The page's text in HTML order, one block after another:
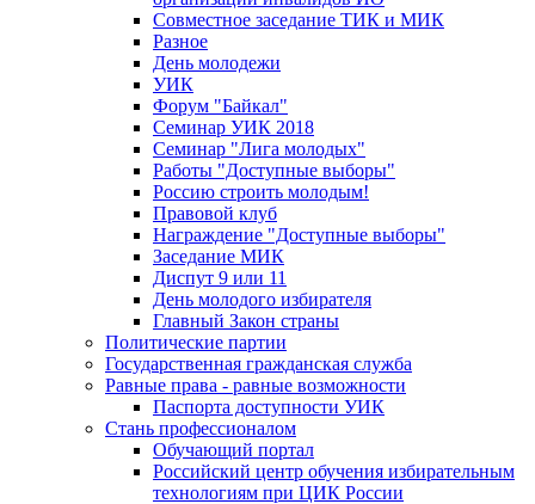
Совместное заседание ТИК и МИК
Разное
День молодежи
УИК
Форум "Байкал"
Семинар УИК 2018
Семинар "Лига молодых"
Работы "Доступные выборы"
Россию строить молодым!
Правовой клуб
Награждение "Доступные выборы"
Заседание МИК
Диспут 9 или 11
День молодого избирателя
Главный Закон страны
Политические партии
Государственная гражданская служба
Равные права - равные возможности
Паспорта доступности УИК
Стань профессионалом
Обучающий портал
Российский центр обучения избирательным
технологиям при ЦИК России